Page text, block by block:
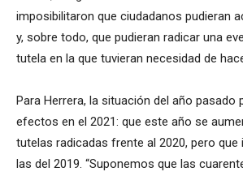
imposibilitaron que ciudadanos pudieran
y, sobre todo, que pudieran radicar una
tutela en la que tuvieran necesidad de
Para Herrera, la situación del año pasado
efectos en el 2021: que este año se
tutelas radicadas frente al 2020, pero que
las del 2019. “Suponemos que las